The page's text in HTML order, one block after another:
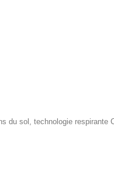
du sol, technologie respirante